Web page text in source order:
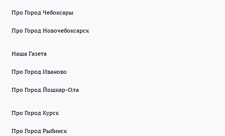
Про Город Чебоксары
Про Город Новочебоксарск
Наша Газета
Про Город Иваново
Про Город Йошкар-Ола
Про Город Курск
Про Город Рыбинск